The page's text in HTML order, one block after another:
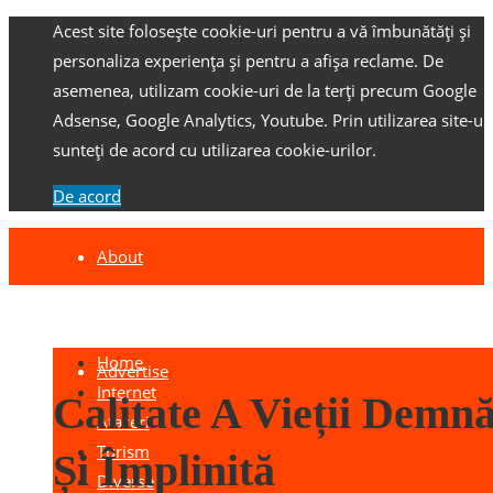
Acest site folosește cookie-uri pentru a vă îmbunătăți și
personaliza experiența și pentru a afișa reclame. De
asemenea, utilizam cookie-uri de la terți precum Google
Adsense, Google Analytics, Youtube. Prin utilizarea site-
sunteți de acord cu utilizarea cookie-urilor.
De acord
About
Advertise
Home
Internet
Afaceri
Turism
Diverse
Calitate A Vieții
Și Împlinită